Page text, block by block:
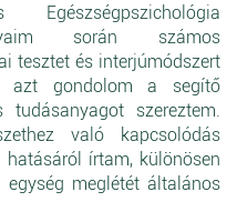
során számos
tesztet és interjúmódszert
azt gondolom a segítő
szereztem.
való kapcsolódás
írtam, különösen
meglétét általános